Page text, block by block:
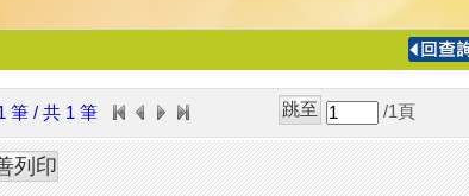
導
筆 / 共 1 筆 /1 頁